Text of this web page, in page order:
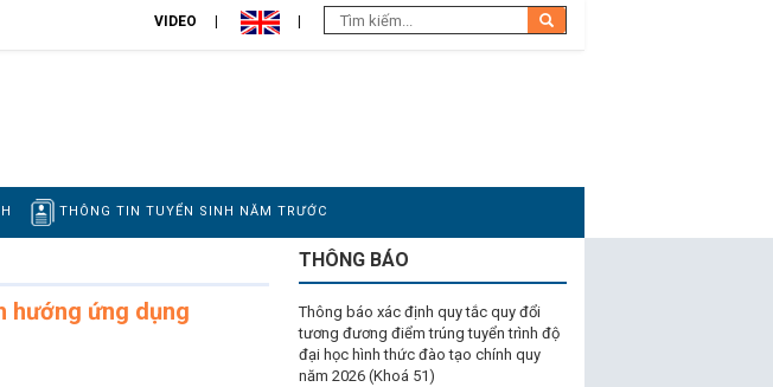
VIDEO
THÔNG TIN TUYỂN SINH NĂM TRƯỚC
hướng ứng dụng
THÔNG BÁO
Thông báo xác định quy tắc quy đổi
tương đương điểm trúng tuyển trình độ
đại học hình thức đào tạo chính quy
năm 2026 (Khoá 51)